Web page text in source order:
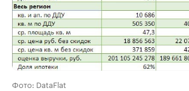
Фото: DataFlat